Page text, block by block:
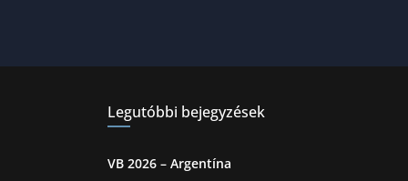
Legutóbbi bejegyzések
VB 2026 – Argentína